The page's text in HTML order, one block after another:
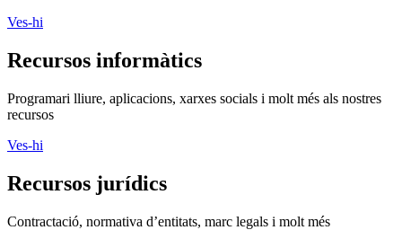
Ves-hi
Recursos informàtics
Programari lliure, aplicacions, xarxes socials i molt més als nostres
recursos
Ves-hi
Recursos jurídics
Contractació, normativa d’entitats, marc legals i molt més